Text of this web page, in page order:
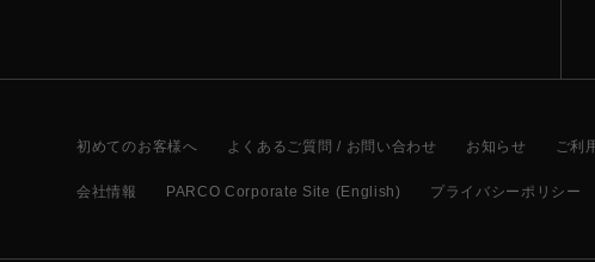
初めてのお客様へ よくあるご質問 / お問い合わせ お知らせ ご利
会社情報 PARCO Corporate Site (English) プライバシーポリシー